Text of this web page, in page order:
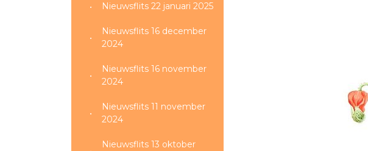
Nieuwsflits 22 januari 2025
Nieuwsflits 16 december
2024
Nieuwsflits 16 november
2024
Nieuwsflits 11 november
2024
Nieuwsflits 13 oktober